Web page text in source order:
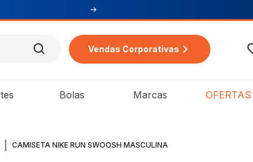
Vendas Corporativas
Bolas Marcas OFERTAS
CAMISETA NIKE RUN SWOOSH MASCULINA